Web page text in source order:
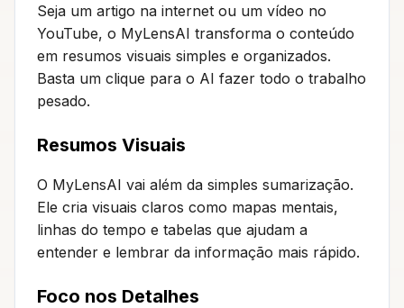
Seja um artigo na internet ou um vídeo no
YouTube, o MyLensAI transforma o conteúdo
em resumos visuais simples e organizados.
Basta um clique para o AI fazer todo o trabalho
pesado.
Resumos Visuais
O MyLensAI vai além da simples sumarização.
Ele cria visuais claros como mapas mentais,
linhas do tempo e tabelas que ajudam a
entender e lembrar da informação mais rápido.
Foco nos Detalhes